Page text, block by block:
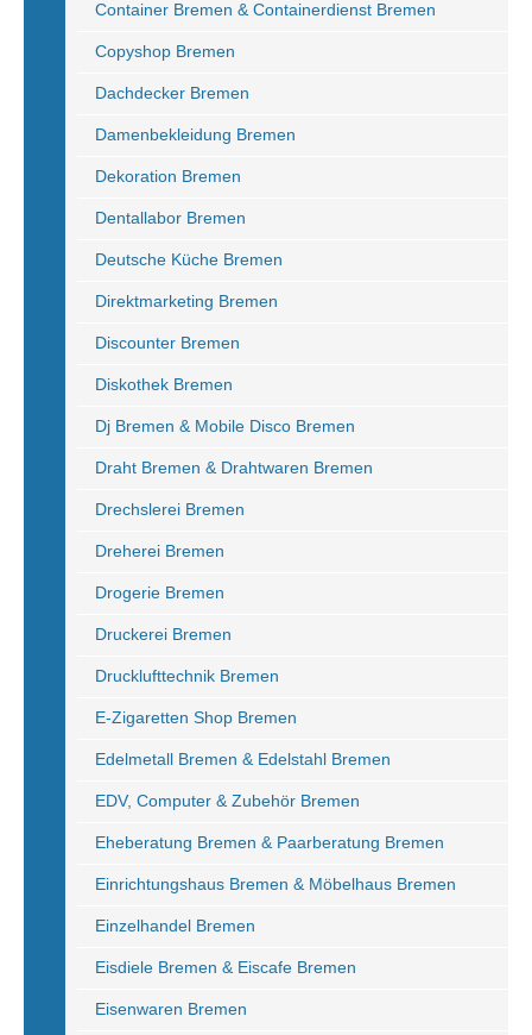
Container Bremen & Containerdienst Bremen
Copyshop Bremen
Dachdecker Bremen
Damenbekleidung Bremen
Dekoration Bremen
Dentallabor Bremen
Deutsche Küche Bremen
Direktmarketing Bremen
Discounter Bremen
Diskothek Bremen
Dj Bremen & Mobile Disco Bremen
Draht Bremen & Drahtwaren Bremen
Drechslerei Bremen
Dreherei Bremen
Drogerie Bremen
Druckerei Bremen
Drucklufttechnik Bremen
E-Zigaretten Shop Bremen
Edelmetall Bremen & Edelstahl Bremen
EDV, Computer & Zubehör Bremen
Eheberatung Bremen & Paarberatung Bremen
Einrichtungshaus Bremen & Möbelhaus Bremen
Einzelhandel Bremen
Eisdiele Bremen & Eiscafe Bremen
Eisenwaren Bremen